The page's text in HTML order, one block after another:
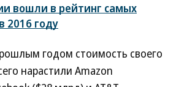
вошли в рейтинг самых
2016 году
годом стоимость своего
нарастили Amazon